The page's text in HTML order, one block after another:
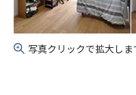
写真クリックで拡大しま